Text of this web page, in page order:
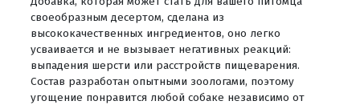
своеобразным десертом, сделана из
высококачественных ингредиентов, оно легко
усваивается и не вызывает негативных реакций:
выпадения шерсти или расстройств пищеварения.
Состав разработан опытными зоологами, поэтому
угощение понравится любой собаке независимо от